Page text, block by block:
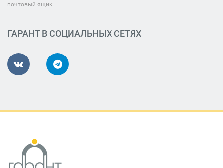
почтовый ящик.
ГАРАНТ В СОЦИАЛЬНЫХ СЕТЯХ